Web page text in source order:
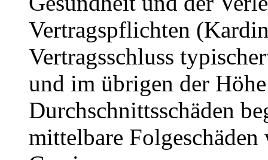
Vertragspflichten
Vertragsschluss
und im übrigen der
Durchschnittsschäden
mittelbare Folgeschäden